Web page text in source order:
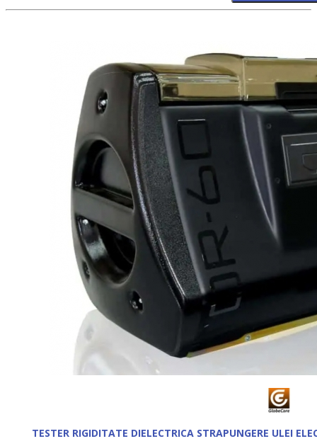
TESTER RIGIDITATE DIELECTRICA STRAPUNGERE ULEI